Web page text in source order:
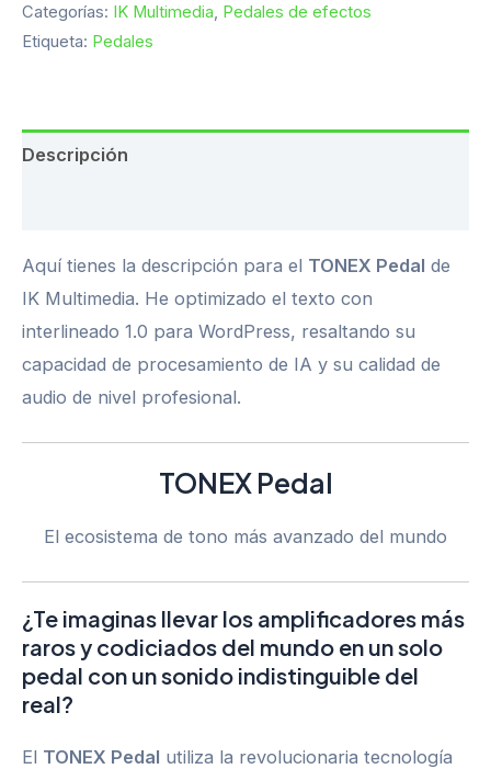
Categorías: IK Multimedia, Pedales de efectos
Etiqueta: Pedales
Descripción
Aquí tienes la descripción para el TONEX Pedal de
IK Multimedia. He optimizado el texto con
interlineado 1.0 para WordPress, resaltando su
capacidad de procesamiento de IA y su calidad de
audio de nivel profesional.
TONEX Pedal
El ecosistema de tono más avanzado del mundo
¿Te imaginas llevar los amplificadores más
raros y codiciados del mundo en un solo
pedal con un sonido indistinguible del
real?
El TONEX Pedal utiliza la revolucionaria tecnología